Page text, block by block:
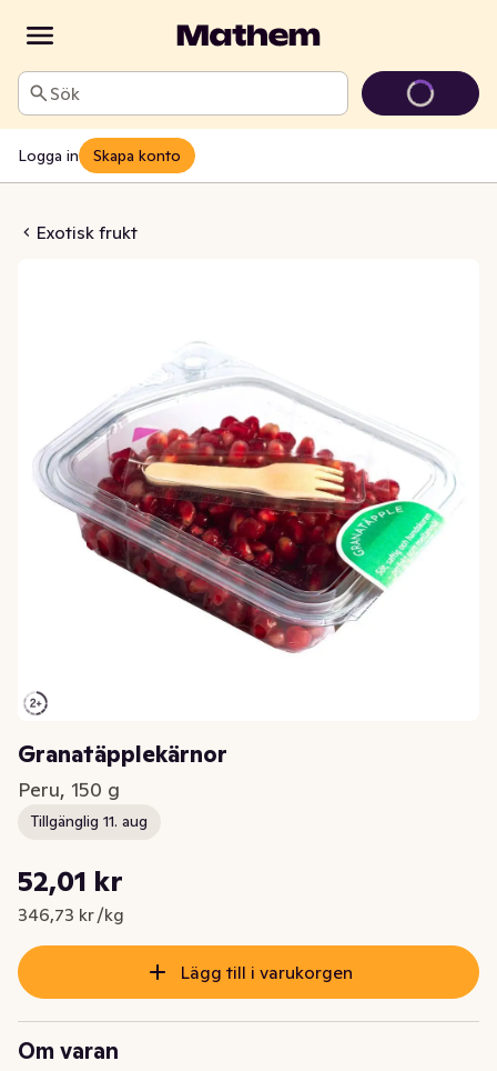
Sök
Logga in Skapa konto
Exotisk frukt
Granatäpplekärnor
Peru, 150 g
Tillgänglig 11. aug
Nuvarande pris är: 52,01 kr
52,01 kr
346,73 kr /kg
Styckpris: 346,73 kr /kg
Lägg till i varukorgen
Om varan